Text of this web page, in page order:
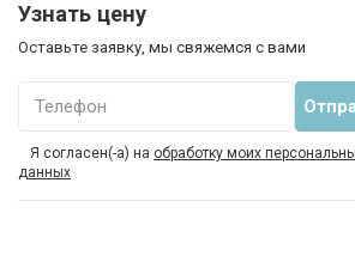
Узнать цену
Оставьте заявку, мы свяжемся с вами
Телефон
Я согласен(-а) на обработку моих
данных